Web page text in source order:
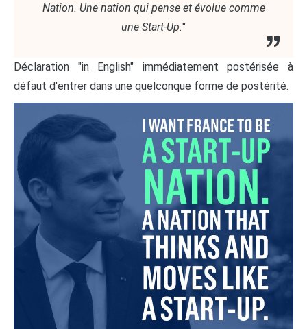
Nation. Une nation qui pense et évolue comme
une Start-Up."
Déclaration "in English" immédiatement postérisée à
défaut d'entrer dans une quelconque forme de postérité.